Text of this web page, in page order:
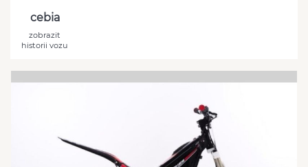
cebia
zobrazit
historii vozu